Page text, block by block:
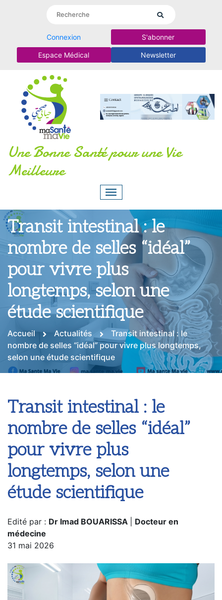
Connexion S'abonner
Espace Médical Newsletter
Une Bonne Santé pour une Vie
Meilleure
Transit intestinal : le
nombre de selles “idéal”
pour vivre plus
longtemps, selon une
étude scientifique
Accueil Actualités
Transit intestinal : le
nombre de selles “idéal” pour vivre plus longtemps,
selon une étude scientifique
Transit intestinal : le
nombre de selles “idéal”
pour vivre plus
longtemps, selon une
étude scientifique
Edité par : Dr Imad BOUARISSA
Docteur en
médecine
31 mai 2026